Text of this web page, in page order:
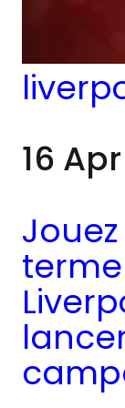
direct
rare
16
terme